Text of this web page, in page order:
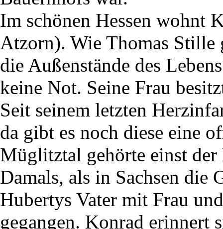
Im schönen Hessen wohnt
Atzorn). Wie Thomas Stille
die Außenstände des
keine Not. Seine Frau
Seit seinem letzten
da gibt es noch diese eine
Müglitztal gehörte einst
Damals, als in Sachsen die
Hubertys Vater mit Frau
gegangen. Konrad erinnert